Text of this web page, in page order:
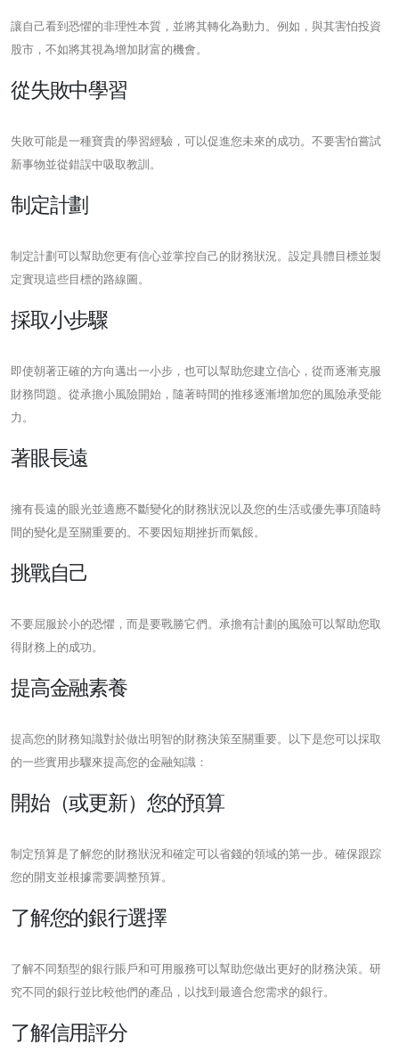
讓自己看到恐懼的非理性本質，並將其轉化為動力。例如，與其害怕投資
股市，不如將其視為增加財富的機會。
從失敗中學習
失敗可能是一種寶貴的學習經驗，可以促進您未來的成功。不要害怕嘗試
新事物並從錯誤中吸取教訓。
制定計劃
制定計劃可以幫助您更有信心並掌控自己的財務狀況。設定具體目標並製
定實現這些目標的路線圖。
採取小步驟
即使朝著正確的方向邁出一小步，也可以幫助您建立信心，從而逐漸克服
財務問題。從承擔小風險開始，隨著時間的推移逐漸增加您的風險承受能
力。
著眼長遠
擁有長遠的眼光並適應不斷變化的財務狀況以及您的生活或優先事項隨時
間的變化是至關重要的。不要因短期挫折而氣餒。
挑戰自己
不要屈服於小的恐懼，而是要戰勝它們。承擔有計劃的風險可以幫助您取
得財務上的成功。
提高金融素養
提高您的財務知識對於做出明智的財務決策至關重要。以下是您可以採取
的一些實用步驟來提高您的金融知識：
開始（或更新）您的預算
制定預算是了解您的財務狀況和確定可以省錢的領域的第一步。確保跟踪
您的開支並根據需要調整預算。
了解您的銀行選擇
了解不同類型的銀行賬戶和可用服務可以幫助您做出更好的財務決策。研
究不同的銀行並比較他們的產品，以找到最適合您需求的銀行。
了解信用評分